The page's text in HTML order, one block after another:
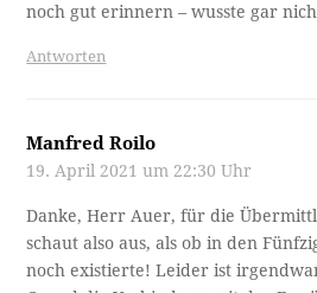
noch gut erinnern – wusste gar
Antworten
Manfred Roilo
19. April 2021 um 22:30 Uhr
Danke, Herr Auer, für die
schaut also aus, als ob in den
noch existierte! Leider ist